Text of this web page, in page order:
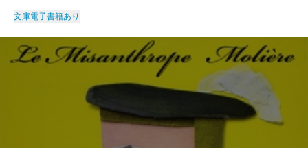
文庫電子書籍あり